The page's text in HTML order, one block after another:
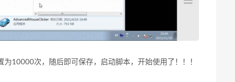
为10000次，随后即可保存，启动脚本，开始使用了！！！